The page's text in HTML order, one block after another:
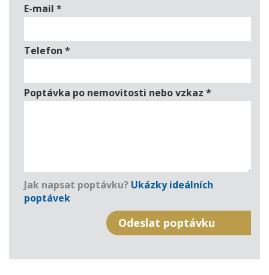
E-mail *
Telefon *
Poptávka po nemovitosti nebo vzkaz *
Jak napsat poptávku? Ukázky ideálních
poptávek